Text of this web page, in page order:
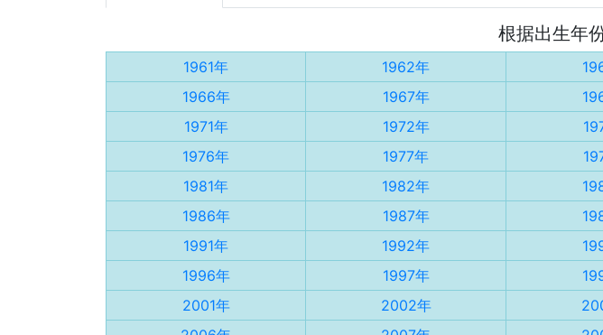
根据出生年
1961年 1962年
1966年
1967年
1971年
1972年
1976年
1977年
1981年
1982年
1986年
1987年
1991年
1992年
1996年
1997年
2001年
2002年